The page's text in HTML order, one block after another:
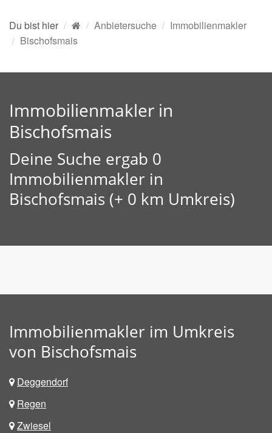
Du bist hier Anbietersuche
Immobilienmakler
Bischofsmais
Immobilienmakler in
Bischofsmais
Deine Suche ergab 0
Immobilienmakler in
Bischofsmais (+ 0 km Umkreis)
Immobilienmakler im Umkreis
von Bischofsmais
Deggendorf
Regen
Zwiesel